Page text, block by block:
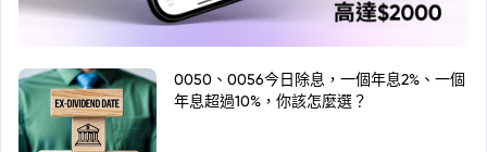
0050、0056今日除息，一個年息2%、一個
年息超過10%，你該怎麼選？